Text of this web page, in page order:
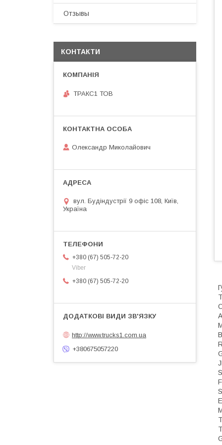
Отзывы
КОНТАКТИ
ТРАКС1 ТОВ
Олександр Миколайович
вул. Будіндустрії 9 офіс 108, Київ,
Україна
+380 (67) 505-72-20
Viber
+380 (67) 505-72-20
http://www.trucks1.com.ua
+380675057220